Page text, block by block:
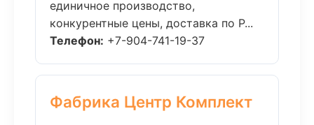
единичное производство,
конкурентные цены, доставка по Р...
Телефон: +7-904-741-19-37
Фабрика Центр Комплект